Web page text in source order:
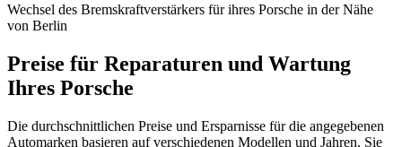
Wechsel des Bremskraftverstärkers für ihres Porsche in der Nähe
von Berlin
Preise für Reparaturen und Wartung
Ihres Porsche
Die durchschnittlichen Preise und Ersparnisse für die angegebenen
Automarken basieren auf verschiedenen Modellen und Jahren. Sie